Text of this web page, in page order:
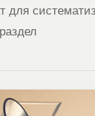
для